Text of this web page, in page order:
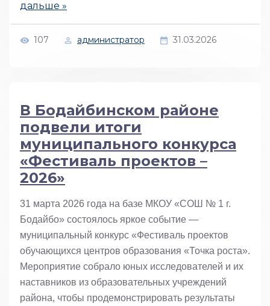
дальше »
107 администратор 31.03.2026
В Бодайбинском районе
подвели итоги
муниципального конкурса
«Фестиваль проектов –
2026»
31 марта 2026 года на базе МКОУ «СОШ № 1 г.
Бодайбо» состоялось яркое событие —
муниципальный конкурс «Фестиваль проектов
обучающихся центров образования «Точка роста».
Мероприятие собрало юных исследователей и их
наставников из образовательных учреждений
района, чтобы продемонстрировать результаты